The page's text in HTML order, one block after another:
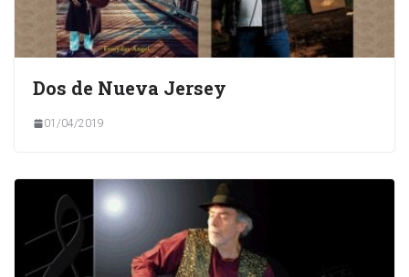
Dos de Nueva Jersey
01/04/2019